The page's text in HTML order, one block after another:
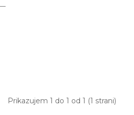
Prikazujem 1 do 1 od 1 (1 strani)